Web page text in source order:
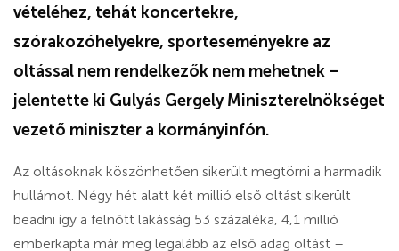
vételéhez, tehát koncertekre,
szórakozóhelyekre, sporteseményekre az
oltással nem rendelkezők nem mehetnek –
jelentette ki Gulyás Gergely Miniszterelnökséget
vezető miniszter a kormányinfón.
Az oltásoknak köszönhetően sikerült megtörni a harmadik
hullámot. Négy hét alatt két millió első oltást sikerült
beadni így a felnőtt lakásság 53 százaléka, 4,1 millió
emberkapta már meg legalább az első adag oltást –